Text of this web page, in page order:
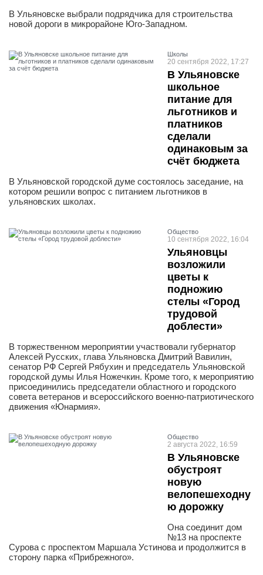
В Ульяновске выбрали подрядчика для строительства
новой дороги в микрорайоне Юго-Западном.
Школы
20 сентября 2022, 17:27
В Ульяновске
школьное
питание для
льготников и
платников
сделали
одинаковым за
счёт бюджета
В Ульяновской городской думе состоялось заседание, на
котором решили вопрос с питанием льготников в
ульяновских школах.
Общество
10 сентября 2022, 16:04
Ульяновцы
возложили
цветы к
подножию
стелы «Город
трудовой
доблести»
В торжественном мероприятии участвовали губернатор
Алексей Русских, глава Ульяновска Дмитрий Вавилин,
сенатор РФ Сергей Рябухин и председатель Ульяновской
городской думы Илья Ножечкин. Кроме того, к мероприятию
присоединились председатели областного и городского
совета ветеранов и всероссийского военно-патриотического
движения «Юнармия».
Общество
2 августа 2022, 16:59
В Ульяновске
обустроят
новую
велопешеходну
ю дорожку
Она соединит дом
№13 на проспекте
Сурова с проспектом Маршала Устинова и продолжится в
сторону парка «Прибрежного».